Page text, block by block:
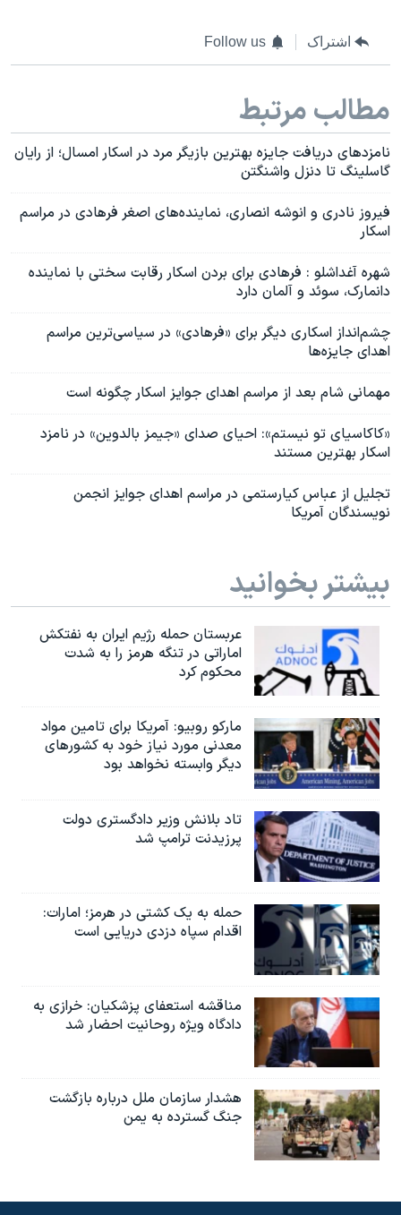
اشتراک Follow us
مطالب مرتبط
نامزدهای دریافت جایزه بهترین بازیگر مرد در اسکار امسال؛ از رایان
گاسلینگ تا دنزل واشنگتن
فیروز نادری و انوشه انصاری، نماینده‌های اصغر فرهادی در مراسم
اسکار
شهره آغداشلو : فرهادی برای بردن اسکار رقابت سختی با نماینده
دانمارک، سوئد و آلمان دارد
چشم‌انداز اسکاری دیگر برای «فرهادی» در سیاسی‌ترین مراسم
اهدای جایزه‌ها
مهمانی شام بعد از مراسم اهدای جوایز اسکار چگونه است
«کاکاسیای تو نیستم»: احیای صدای «جیمز بالدوین» در نامزد
اسکار بهترین مستند
تجلیل از عباس کیارستمی در مراسم اهدای جوایز انجمن
نویسندگان آمریکا
بیشتر بخوانید
عربستان حمله رژیم ایران به نفتکش
اماراتی در تنگه هرمز را به‌ شدت
محکوم کرد
مارکو روبیو: آمریکا برای تامین مواد
معدنی مورد نیاز خود به کشورهای
دیگر وابسته نخواهد بود
تاد بلانش وزیر دادگستری دولت
پرزیدنت ترامپ شد
حمله به یک کشتی در هرمز؛ امارات:
اقدام سپاه دزدی دریایی است
مناقشه استعفای پزشکیان: خرازی به
دادگاه ویژه روحانیت احضار شد
هشدار سازمان ملل درباره بازگشت
جنگ گسترده به یمن